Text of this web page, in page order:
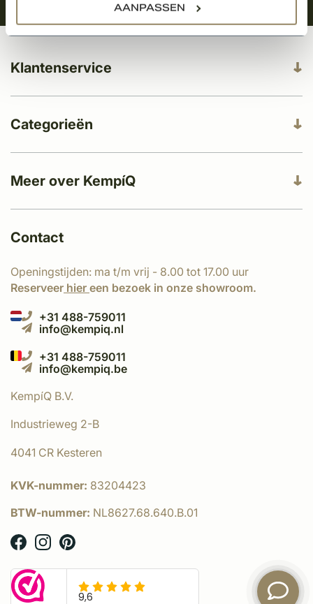
AANPASSEN
Meer over KempíQ
Klantenservice
Categorieën
Contact
Openingstijden: ma t/m vrij - 8.00 tot 17.00 uur
Reserveer hier een bezoek in onze showroom.
+31 488-759011
info@kempiq.nl
+31 488-759011
info@kempiq.be
KempíQ B.V.
Industrieweg 2-B
4041 CR Kesteren
KVK-nummer: 83204423
BTW-nummer: NL8627.68.640.B.01